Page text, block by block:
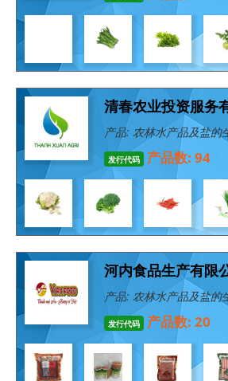
清春农业投资服务
产品: 农林水产品及盐的
发行代码 产品数: 94
河内食品生产有限
产品: 农林水产品及盐的
发行代码 产品数: 20